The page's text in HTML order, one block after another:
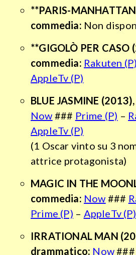
**PARIS-
commedia: Non
**GIGOLÒ PER CASO
commedia: Rakuten (P)
AppleTv (P)
BLUE JASMINE
Now ### Prime (P) –
AppleTv (P)
(1 Oscar vinto su 3
attrice protagonista)
MAGIC IN THE
commedia: Now ###
Prime (P) – AppleTv (P)
IRRATIONAL MAN
drammatico: Now###